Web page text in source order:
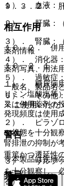
９．３．２．
相互作用
１０．２． 併用
１０．２．１．
１）． 糖尿病
リミン塩酸塩等
又は併用薬剤の
２）． ピラゾ
の状態を十分観
腎排泄の抑制が
３）． サルフ
を十分観察し、
る）］。
１）． 血液：
２）． 肝臓：（
３）． 腎臓：
４）． 消化器
５）． 過敏症
６）． その他
発現頻度は使用
警告
重篤かつ遷延性
禁忌
薬剤情報
薬剤写真、用法
一般名、製品名
※ ご使用いただ
※本製品は疾病